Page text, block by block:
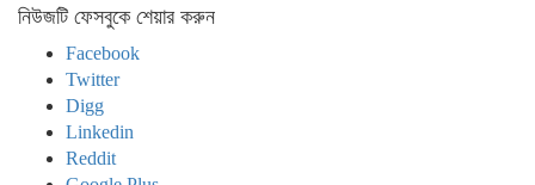
নিউজটি ফেসবুকে শেয়ার করুন
Facebook
Twitter
Digg
Linkedin
Reddit